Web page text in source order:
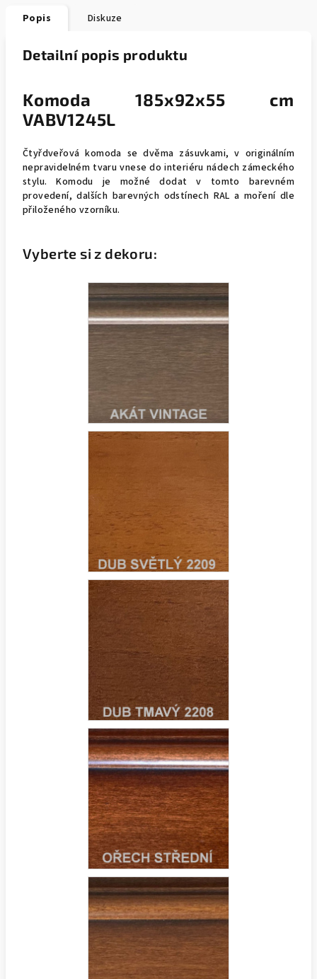
Popis Diskuze
Detailní popis produktu
Komoda 185x92x55 cm
VABV1245L
Čtyřdveřová komoda se dvěma zásuvkami, v originálním
nepravidelném tvaru vnese do interiéru nádech zámeckého
stylu. Komodu je možné dodat v tomto barevném
provedení, dalších barevných odstínech RAL a moření dle
přiloženého vzorníku.
Vyberte si z dekoru: